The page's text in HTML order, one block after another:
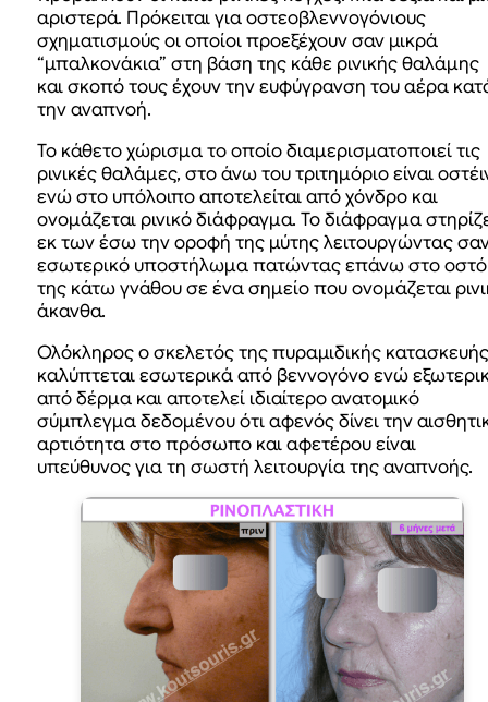
αριστερά. Πρόκειται για οστεοβλεννογόνιους
σχηματισμούς οι οποίοι προεξέχουν σαν μικρά
“μπαλκονάκια” στη βάση της κάθε ρινικής θαλάμης
και σκοπό τους έχουν την ευφύγρανση του αέρα
την αναπνοή.
Το κάθετο χώρισμα το οποίο διαμερισματοποιεί τις
ρινικές θαλάμες, στο άνω του τριτημόριο είναι
ενώ στο υπόλοιπο αποτελείται από χόνδρο και
ονομάζεται ρινικό διάφραγμα. Το διάφραγμα
εκ των έσω την οροφή της μύτης λειτουργώντας
εσωτερικό υποστήλωμα πατώντας επάνω στο οστό
της κάτω γνάθου σε ένα σημείο που ονομάζεται
άκανθα.
Ολόκληρος ο σκελετός της πυραμιδικής κατασκευής
καλύπτεται εσωτερικά από βεννογόνο ενώ
από δέρμα και αποτελεί ιδιαίτερο ανατομικό
σύμπλεγμα δεδομένου ότι αφενός δίνει την
αρτιότητα στο πρόσωπο και αφετέρου είναι
υπεύθυνος για τη σωστή λειτουργία της αναπνοής.